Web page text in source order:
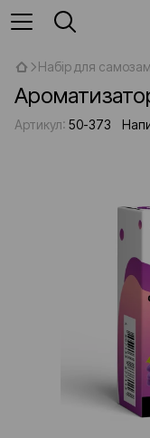
Набір для
Артикул: 50-373